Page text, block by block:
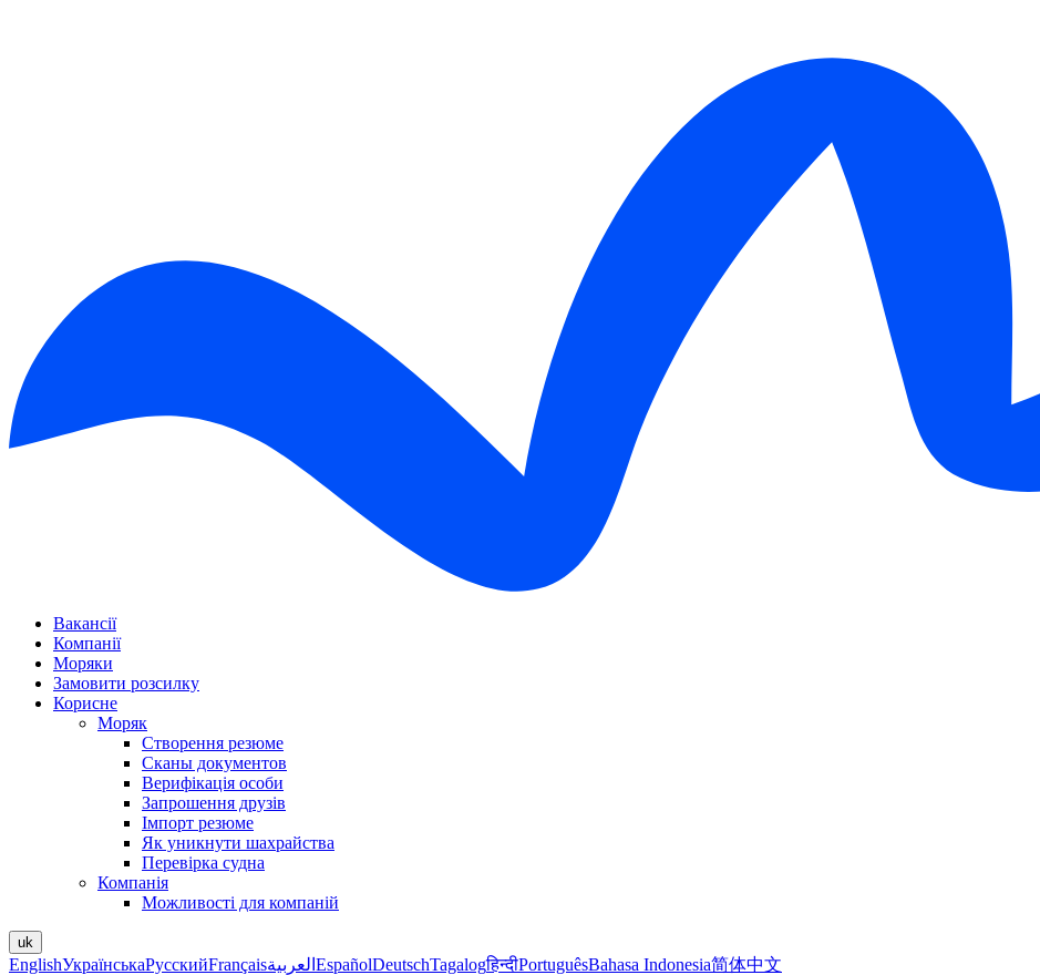
Вакансії
Компанії
Моряки
Замовити розсилку
Корисне
Моряк
Створення резюме
Сканы документов
Верифікація особи
Запрошення друзів
Імпорт резюме
Як уникнути шахрайства
Перевірка судна
Компанія
Можливості для компаній
uk
EnglishУкраїнськаРусскийFrançaisالعربية EspañolDeutschTagalogहिन्दीPortuguêsBahasa Indonesia简体中文